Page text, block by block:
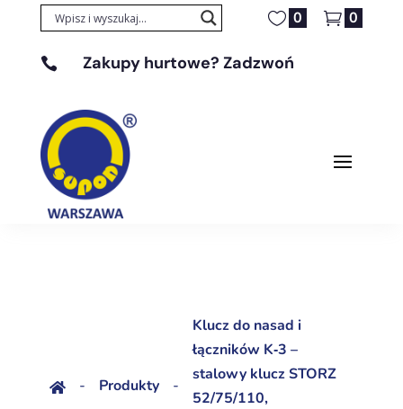
0 0
 Zakupy hurtowe? Zadzwoń
 - Produkty -
Klucz do nasad i
łączników K‑3 –
stalowy klucz STORZ
52/75/110,